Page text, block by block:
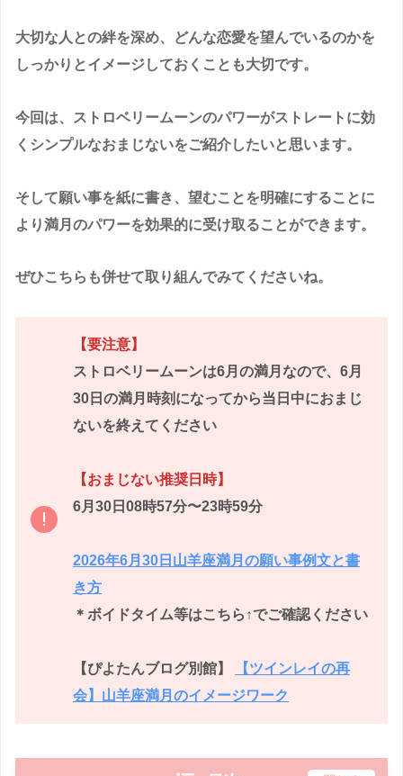
大切な人との絆を深め、どんな恋愛を望んでいるのかを
しっかりとイメージしておくことも大切です。
今回は、ストロベリームーンのパワーがストレートに効
くシンプルなおまじないをご紹介したいと思います。
そして願い事を紙に書き、望むことを明確にすることに
より満月のパワーを効果的に受け取ることができます。
ぜひこちらも併せて取り組んでみてくださいね。
【要注意】
ストロベリームーンは6月の満月なので、6月
30日の満月時刻になってから当日中におまじ
ないを終えてください
【おまじない推奨日時】
6月30日08時57分〜23時59分
2026年6月30日山羊座満月の願い事例文と書
き方
＊ボイドタイム等はこちら↑でご確認ください
【ぴよたんブログ別館】
【ツインレイの再
会】山羊座満月のイメージワーク